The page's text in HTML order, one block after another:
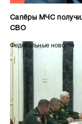
Сапёры МЧС
СВО
Федеральные новости